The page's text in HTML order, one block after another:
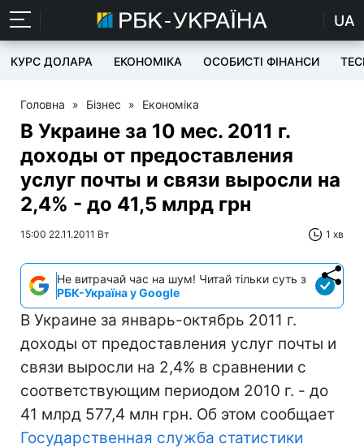
UA
КУРС ДОЛАРА ЕКОНОМІКА ОСОБИСТІ ФІНАНСИ
Головна » Бізнес » Економіка
В Украине за 10 мес. 2011 г.
доходы от предоставления
услуг почты и связи выросли на
2,4% - до 41,5 млрд грн
15:00 22.11.2011 Вт 1 хв
Не витрачай час на шум! Читай тільки суть з
РБК-Україна у Google
В Украине за январь-октябрь 2011 г.
доходы от предоставления услуг почты и
связи выросли на 2,4% в сравнении с
соответствующим периодом 2010 г. - до
41 млрд 577,4 млн грн. Об этом сообщает
Государственная служба статистики